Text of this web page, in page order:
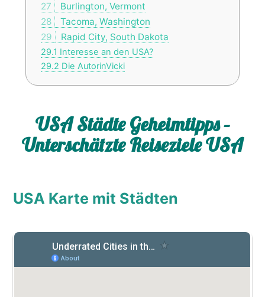
27
Burlington, Vermont
28
Tacoma, Washington
29
Rapid City, South Dakota
29.1 Interesse an den USA?
29.2 Die AutorinVicki
USA Städte Geheimtipps –
Unterschätzte Reiseziele USA
USA Karte mit Städten